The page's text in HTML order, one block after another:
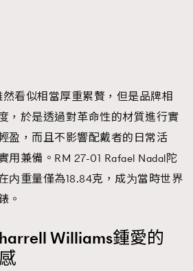
看似相當厚重累贅，但是品牌相
，於是透過對革命性的材質進行實
盈，而且不影響配戴者的日常活
用兼備。RM 27-01 Rafael Nadal陀
内重量僅為18.84克，成为當時世界
。
Williams鍾愛的